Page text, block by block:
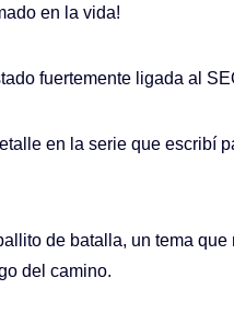
en la vida!
fuertemente ligada al
en la serie que escribí
de batalla, un tema
del camino.